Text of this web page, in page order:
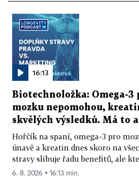
16:13
Biotechnoložka: Omega-3
mozku nepomohou,
skvělých výsledků. Má to
Hořčík na spaní, omega-3 pro
únavě a kreatin dnes skoro na
stravy slibuje řadu benefitů, ale
6. 8. 2026 ▪ 16:13 min.